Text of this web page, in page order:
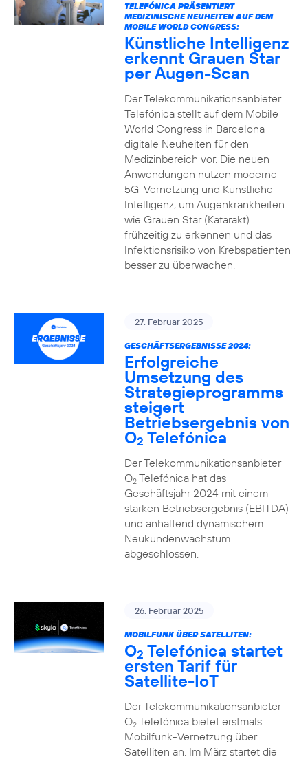
TELEFÓNICA PRÄSENTIERT
MEDIZINISCHE NEUHEITEN AUF DEM
MOBILE WORLD CONGRESS:
Künstliche Intelligenz
erkennt Grauen Star
per Augen-Scan
Der Telekommunikationsanbieter
Telefónica stellt auf dem Mobile
World Congress in Barcelona
digitale Neuheiten für den
Medizinbereich vor. Die neuen
Anwendungen nutzen moderne
5G-Vernetzung und Künstliche
Intelligenz, um Augenkrankheiten
wie Grauen Star (Katarakt)
frühzeitig zu erkennen und das
Infektionsrisiko von Krebspatienten
besser zu überwachen.
27. Februar 2025
GESCHÄFTSERGEBNISSE 2024:
Erfolgreiche
Umsetzung des
Strategieprogramms
steigert
Betriebsergebnis von
O2 Telefónica
Der Telekommunikationsanbieter
O2Telefónica hat das
Geschäftsjahr 2024 mit einem
starken Betriebsergebnis (EBITDA)
und anhaltend dynamischem
Neukundenwachstum
abgeschlossen.
26. Februar 2025
MOBILFUNK ÜBER SATELLITEN:
O2 Telefónica startet
ersten Tarif für
Satellite-IoT
Der Telekommunikationsanbieter
O2Telefónica bietet erstmals
Mobilfunk-Vernetzung über
Satelliten an. Im März startet die